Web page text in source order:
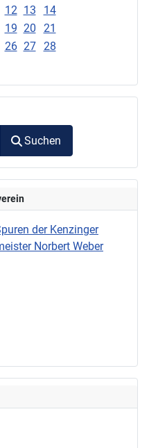
12 13
14
19 20
21
26 27
28
Suchen
der Kenzinger
Norbert Weber